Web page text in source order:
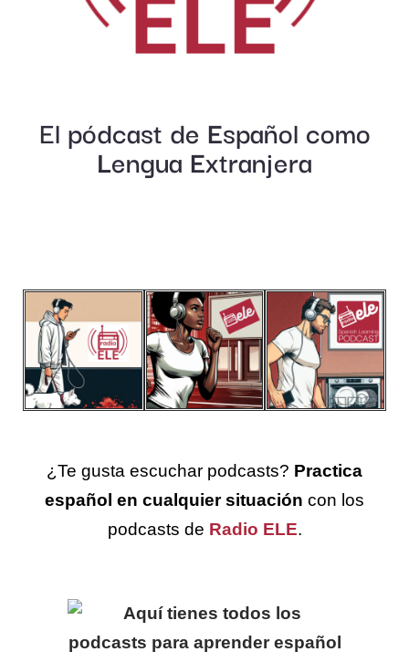
El pódcast de Español como
Lengua Extranjera
¿Te gusta escuchar podcasts? Practica
español en cualquier situación con los
podcasts de Radio ELE.